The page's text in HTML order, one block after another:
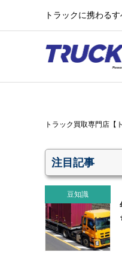
トラックに携わる
注目記事
豆知識